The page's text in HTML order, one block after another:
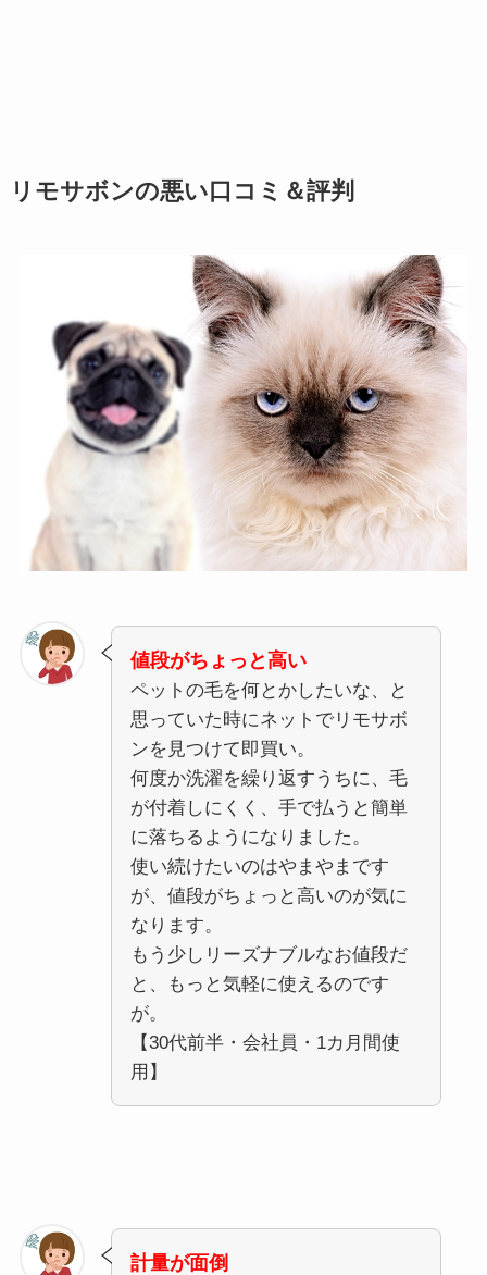
リモサボンの悪い口コミ＆評判
値段がちょっと高い
ペットの毛を何とかしたいな、と
思っていた時にネットでリモサボ
ンを見つけて即買い。
何度か洗濯を繰り返すうちに、毛
が付着しにくく、手で払うと簡単
に落ちるようになりました。
使い続けたいのはやまやまです
が、値段がちょっと高いのが気に
なります。
もう少しリーズナブルなお値段だ
と、もっと気軽に使えるのです
が。
【30代前半・会社員・1カ月間使
用】
計量が面倒